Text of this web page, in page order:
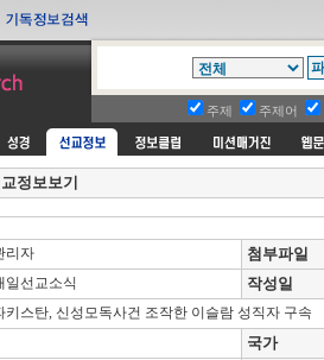
주제 주제어
정보보기
리자
첨부파일
일선교소식
작성일
키스탄, 신성모독사건 조작한 이슬람 성직자 구속
국가